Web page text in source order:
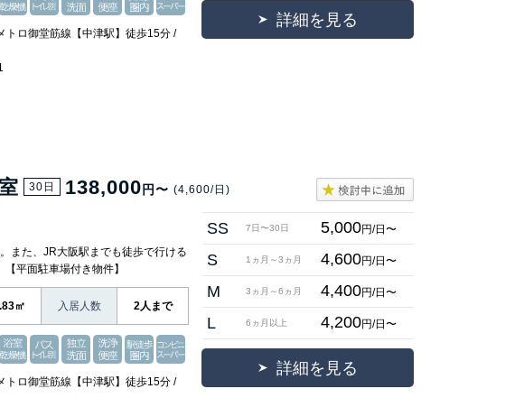
トロ御堂筋線【中津駅】徒歩15分 /
詳細を見る
30日 138,000 円〜 (4,600/日)
また、JR大阪駅までも徒歩で行ける
平面駐車場付き物件】
㎡ 入居人数 2人まで
トロ御堂筋線【中津駅】徒歩15分 /
SS 7日〜30日 5,000円/日〜
S 1ヵ月～3ヵ月 4,600円/日〜
M 3ヵ月～6ヵ月 4,400円/日〜
L 6ヵ月以上 4,200円/日〜
詳細を見る